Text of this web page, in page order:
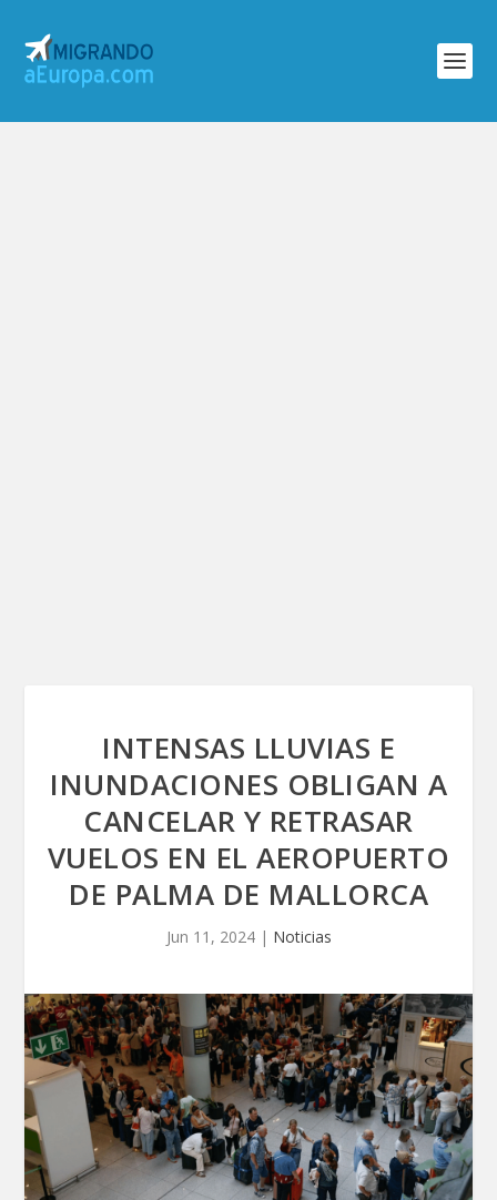
INTENSAS LLUVIAS E
INUNDACIONES OBLIGAN A
CANCELAR Y RETRASAR
VUELOS EN EL AEROPUERTO
DE PALMA DE MALLORCA
Jun 11, 2024| Noticias